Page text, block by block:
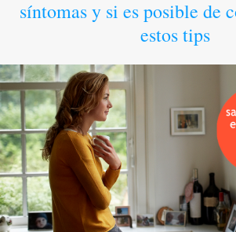
síntomas y si es posible de
estos tips